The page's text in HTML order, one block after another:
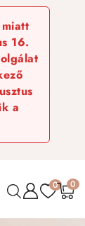
16.
a
0 0